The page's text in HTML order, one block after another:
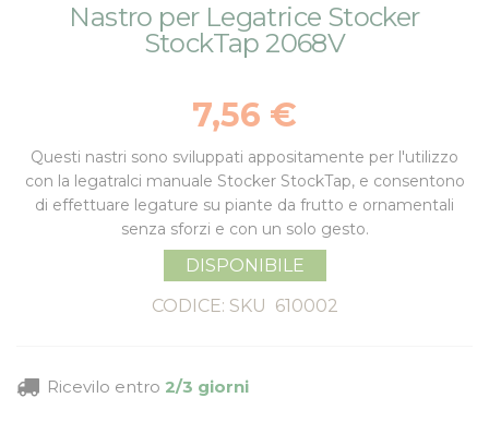
Nastro per Legatrice Stocker
StockTap 2068V
7,56 €
Questi nastri sono sviluppati appositamente per l'utilizzo
con la legatralci manuale Stocker StockTap, e consentono
di effettuare legature su piante da frutto e ornamentali
senza sforzi e con un solo gesto.
DISPONIBILE
CODICE: SKU 610002
Ricevilo entro 2/3 giorni